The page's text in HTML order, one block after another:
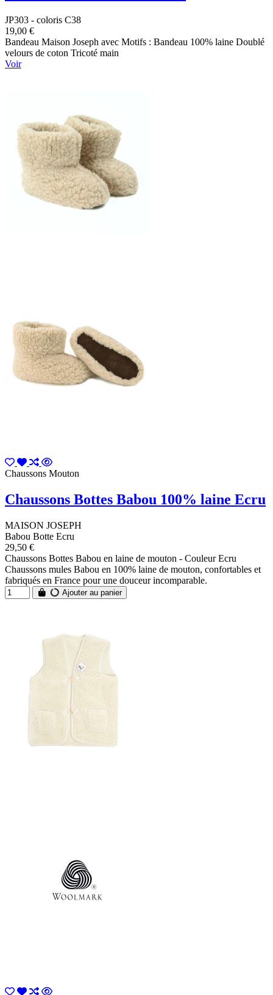
JP303 - coloris C38
19,00 €
Bandeau Maison Joseph avec Motifs : Bandeau 100% laine Doublé
velours de coton Tricoté main
Voir
Chaussons Mouton
Chaussons Bottes Babou 100% laine Ecru
MAISON JOSEPH
Babou Botte Ecru
29,50 €
Chaussons Bottes Babou en laine de mouton - Couleur Ecru
Chaussons mules Babou en 100% laine de mouton, confortables et
fabriqués en France pour une douceur incomparable.
Ajouter au panier